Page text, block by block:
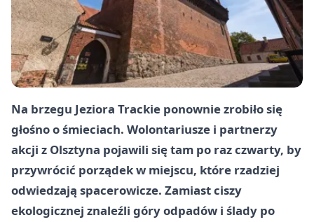
Na brzegu Jeziora Trackie ponownie zrobiło się
głośno o śmieciach. Wolontariusze i partnerzy
akcji z Olsztyna pojawili się tam po raz czwarty, by
przywrócić porządek w miejscu, które rzadziej
odwiedzają spacerowicze. Zamiast ciszy
ekologicznej znaleźli góry odpadów i ślady po